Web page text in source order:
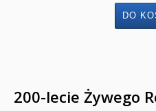
200-lecie Żywego